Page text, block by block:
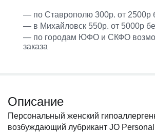
— по Ставрополю 300р. от 2500р
— в Михайловск 550р. от 5000р
— по городам ЮФО и СКФО
заказа
Описание
Персональный женский
возбуждающий лубрикант JO